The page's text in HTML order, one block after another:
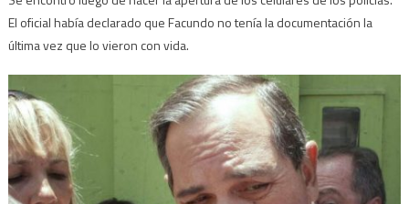
El oficial había declarado que Facundo no tenía la documentación la
última vez que lo vieron con vida.